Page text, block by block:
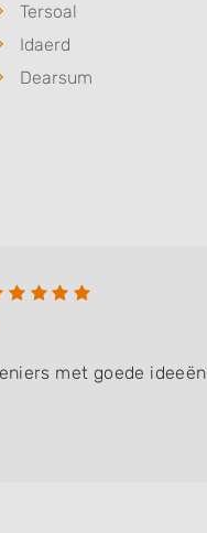
Tersoal
Idaerd
Dearsum
met goede ideeën